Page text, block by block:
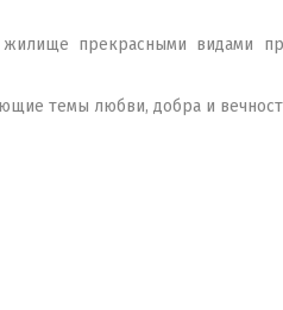
прекрасными видами
темы любви, добра и